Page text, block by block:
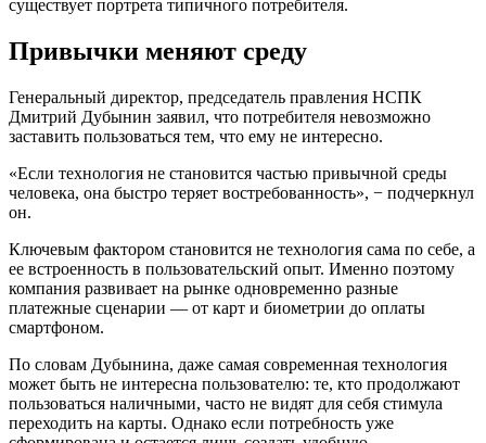
существует портрета типичного потребителя.
Привычки меняют среду
Генеральный директор, председатель правления НСПК
Дмитрий Дубынин заявил, что потребителя невозможно
заставить пользоваться тем, что ему не интересно.
«Если технология не становится частью привычной среды
человека, она быстро теряет востребованность», − подчеркнул
он.
Ключевым фактором становится не технология сама по себе, а
ее встроенность в пользовательский опыт. Именно поэтому
компания развивает на рынке одновременно разные
платежные сценарии — от карт и биометрии до оплаты
смартфоном.
По словам Дубынина, даже самая современная технология
может быть не интересна пользователю: те, кто продолжают
пользоваться наличными, часто не видят для себя стимула
переходить на карты. Однако если потребность уже